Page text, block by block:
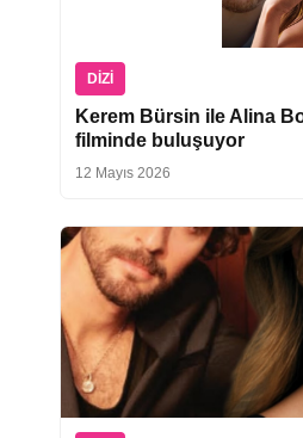
DIZI
Kerem Bürsin ile Alina
filminde buluşuyor
12 Mayıs 2026